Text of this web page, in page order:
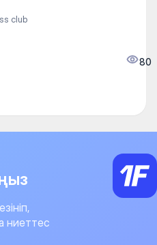
club
80
ниеттес